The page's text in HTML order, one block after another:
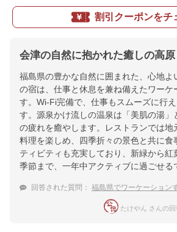
割引クーポンをチ
会津の自然に抱かれた癒しの高原
福島県の豊かな自然に囲まれた、心地よ
の宿は、仕事と休息を兼ね備えたワーケ
す。Wi-Fi完備で、仕事もスムーズに行
す。源泉かけ流しの温泉は「美肌の湯」
の疲れを癒やします。レストランでは地
料理を楽しめ、四季折々の景色と共に食
ティビティも充実しており、新緑から紅
季節まで、一年中アクティブに過ごせる
回答された質問： 福島県でワーケーション
たけやん さんの回